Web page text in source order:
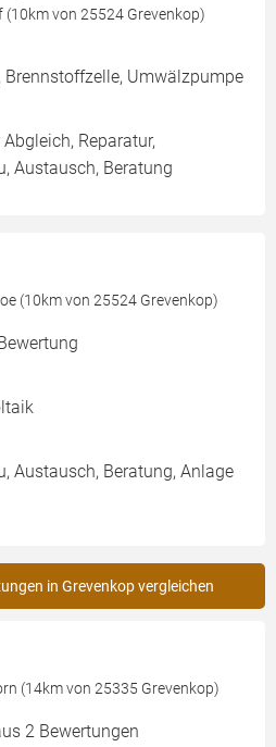
(10km von 25524 Grevenkop)
Brennstoffzelle, Umwälzpumpe
Reparatur,
Austausch, Beratung
(10km von 25524 Grevenkop)
Austausch, Beratung, Anlage
in Grevenkop vergleichen
(14km von 25335 Grevenkop)
2 Bewertungen